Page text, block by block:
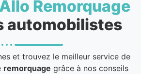
Allo Remorquage
automobilistes
et trouvez le meilleur service de
remorquage grâce à nos conseils